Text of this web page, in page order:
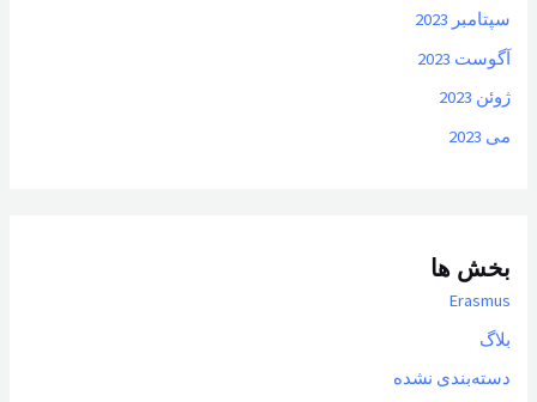
سپتامبر 2023
آگوست 2023
ژوئن 2023
می 2023
بخش ها
Erasmus
بلاگ
دسته‌بندی نشده